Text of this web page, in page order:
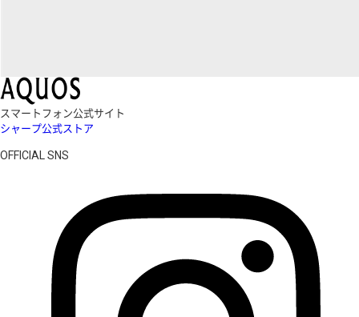
スマートフォン公式サイト
シャープ公式ストア
OFFICIAL SNS